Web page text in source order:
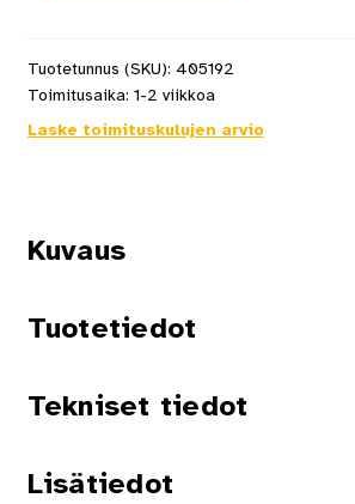
Tuotetunnus (SKU): 405192
Toimitusaika: 1-2 viikkoa
Laske toimituskulujen arvio
Kuvaus
Tuotetiedot
Tekniset tiedot
Lisätiedot